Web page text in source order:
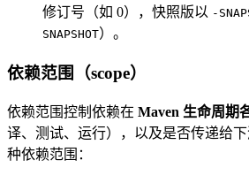
修订号（如 0），快照版以 -
SNAPSHOT）。
依赖范围（scope）
依赖范围控制依赖在 Maven 生命周期
译、测试、运行），以及是否传递给
种依赖范围：